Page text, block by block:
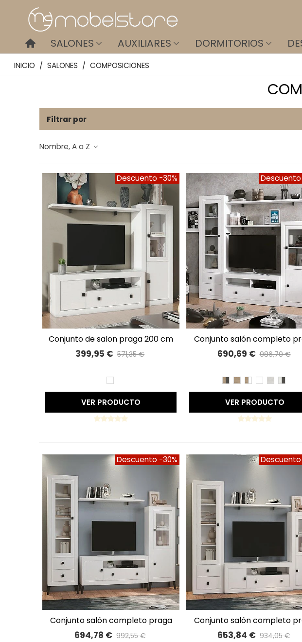
SALONES AUXILIARES DORMITORIOS
INICIO / SALONES / COMPOSICIONES
Filtrar por
Nombre, A a Z
Descuento -30%
A LISTA DE DESEOS
conjunto de salon praga 200 cm
43
399,95 € 571,35 €
BLANCO
VER PRODUCTO
Descuento
A LISTA DE DESEOS
conjunto salón completo praga
240cm 44
690,69 € 986,70 €
CAMBRIAN/PIZARRA
CAMBRIAN
CAMBRIAN/
BLANCO
TIBET
VER PRODUCTO
Descuento -30%
A LISTA DE DESEOS
conjunto salón completo praga
260cm 53
694,78 € 992,55 €
Descuento
A LISTA DE DESEOS
conjunto salón completo praga
260cm 54
653,84 € 934,05 €